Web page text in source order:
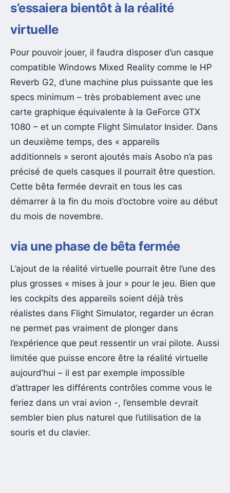
s’essaiera bientôt à la réalité
virtuelle
Pour pouvoir jouer, il faudra disposer d’un casque
compatible Windows Mixed Reality comme le HP
Reverb G2, d’une machine plus puissante que les
specs minimum – très probablement avec une
carte graphique équivalente à la GeForce GTX
1080 – et un compte Flight Simulator Insider. Dans
un deuxième temps, des « appareils
additionnels » seront ajoutés mais Asobo n’a pas
précisé de quels casques il pourrait être question.
Cette bêta fermée devrait en tous les cas
démarrer à la fin du mois d’octobre voire au début
du mois de novembre.
via une phase de bêta fermée
L’ajout de la réalité virtuelle pourrait être l’une des
plus grosses « mises à jour » pour le jeu. Bien que
les cockpits des appareils soient déjà très
réalistes dans Flight Simulator, regarder un écran
ne permet pas vraiment de plonger dans
l’expérience que peut ressentir un vrai pilote. Aussi
limitée que puisse encore être la réalité virtuelle
aujourd’hui – il est par exemple impossible
d’attraper les différents contrôles comme vous le
feriez dans un vrai avion -, l’ensemble devrait
sembler bien plus naturel que l’utilisation de la
souris et du clavier.